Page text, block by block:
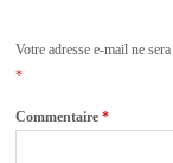
Votre adresse e-mail ne
*
Commentaire*